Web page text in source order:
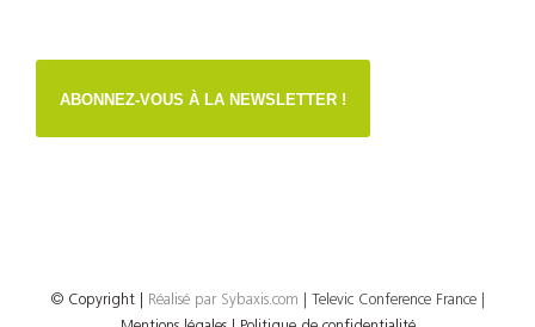
ABONNEZ-VOUS À LA NEWSLETTER !
© Copyright Réalisé par Sybaxis.com | Televic Conference France |